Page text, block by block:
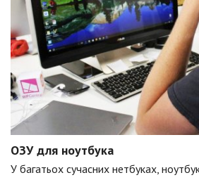
ОЗУ для ноутбука
У багатьох сучасних нетбуках,